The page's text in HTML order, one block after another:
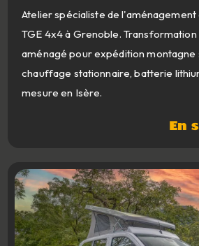
Atelier spécialiste de
TGE 4x4 à Grenoble.
aménagé pour expédition montagne
chauffage stationnaire, batterie
mesure en Isère.
En